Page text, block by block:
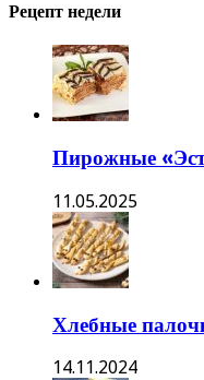
Рецепт недели
Пирожные
11.05.2025
Хлебные
14.11.2024